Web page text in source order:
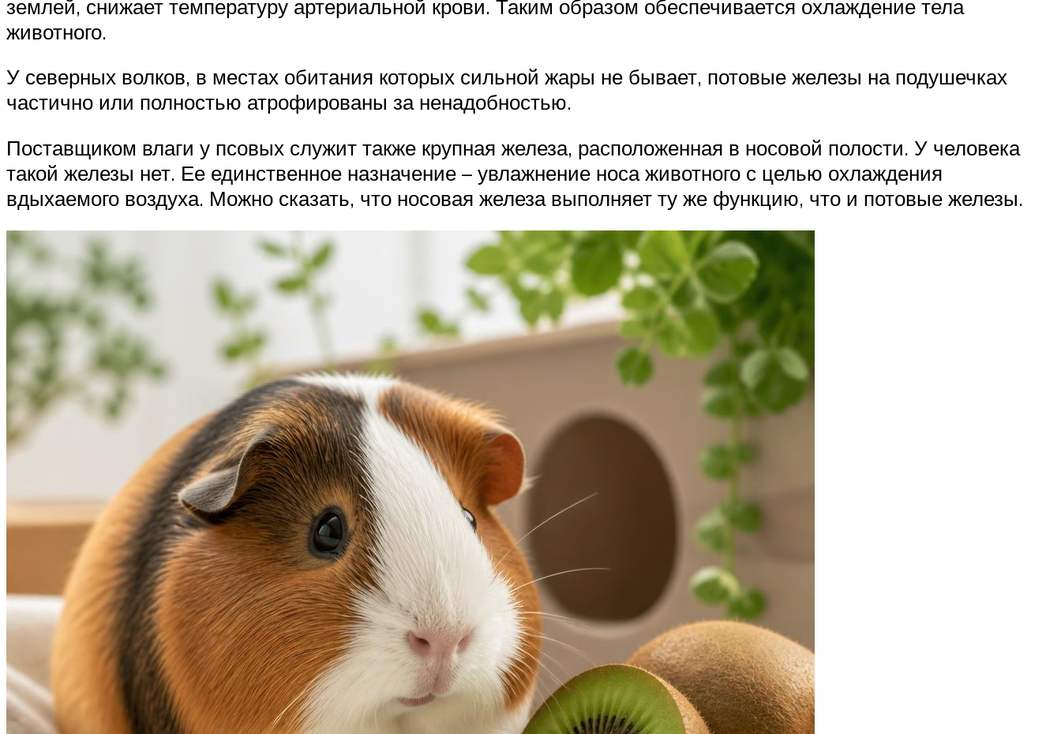
землей, снижает температуру артериальной крови. Таким образом обеспечивается охлаждение тела
животного.
У северных волков, в местах обитания которых сильной жары не бывает, потовые железы на подушечках
частично или полностью атрофированы за ненадобностью.
Поставщиком влаги у псовых служит также крупная железа, расположенная в носовой полости. У человека
такой железы нет. Ее единственное назначение – увлажнение носа животного с целью охлаждения
вдыхаемого воздуха. Можно сказать, что носовая железа выполняет ту же функцию, что и потовые железы.